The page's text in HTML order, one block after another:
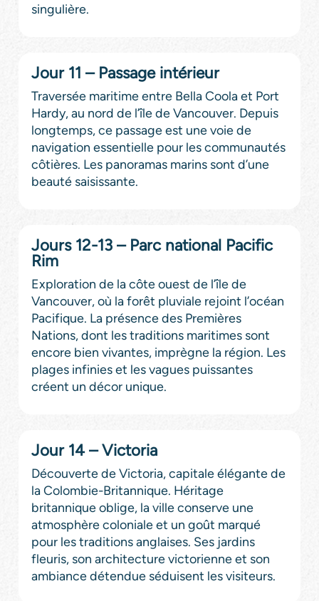
singulière.
Jour 11 – Passage intérieur
Traversée maritime entre Bella Coola et Port
Hardy, au nord de l’île de Vancouver. Depuis
longtemps, ce passage est une voie de
navigation essentielle pour les communautés
côtières. Les panoramas marins sont d’une
beauté saisissante.
Jours 12-13 – Parc national Pacific
Rim
Exploration de la côte ouest de l’île de
Vancouver, où la forêt pluviale rejoint l’océan
Pacifique. La présence des Premières
Nations, dont les traditions maritimes sont
encore bien vivantes, imprègne la région. Les
plages infinies et les vagues puissantes
créent un décor unique.
Jour 14 – Victoria
Découverte de Victoria, capitale élégante de
la Colombie-Britannique. Héritage
britannique oblige, la ville conserve une
atmosphère coloniale et un goût marqué
pour les traditions anglaises. Ses jardins
fleuris, son architecture victorienne et son
ambiance détendue séduisent les visiteurs.